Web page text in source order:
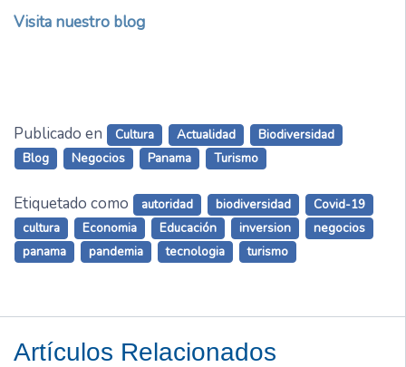
Visita nuestro blog
Publicado en Cultura Actualidad
Biodiversidad
Blog
Negocios Panama Turismo
Etiquetado como autoridad biodiversidad
Covid-19
cultura
Economia Educación inversion
negocios
panama
pandemia tecnologia turismo
Artículos Relacionados